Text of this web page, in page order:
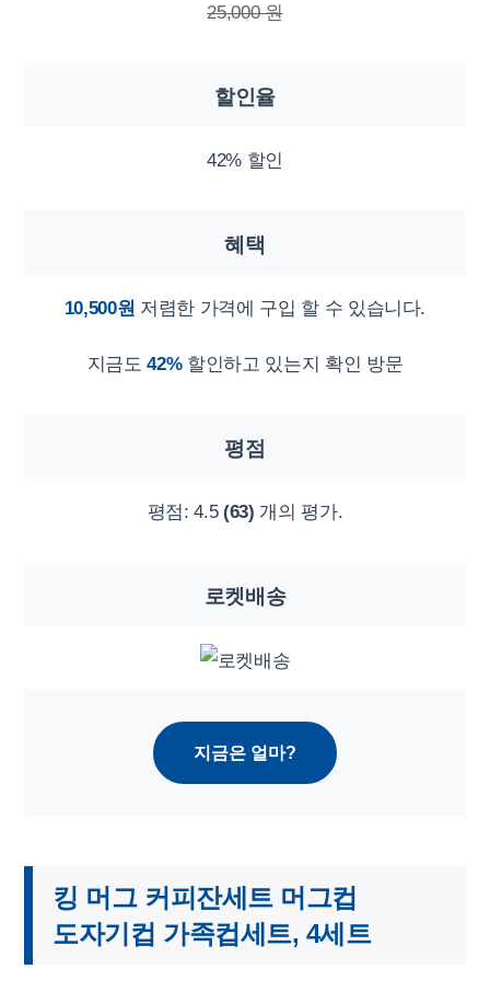
25,000 원
할인율
42% 할인
혜택
10,500원 저렴한 가격에 구입 할 수 있습니다.
지금도42%할인하고 있는지 확인 방문
평점
평점:4.5 (63) 개의 평가.
로켓배송
지금은 얼마?
킹 머그 커피잔세트 머그컵
도자기컵 가족컵세트, 4세트